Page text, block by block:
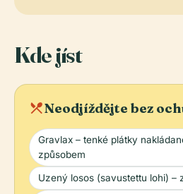
Kde jíst
local_diningNeodjíždějte bez
Gravlax – tenké plátky
způsobem
Uzený losos (savustettu lohi) –